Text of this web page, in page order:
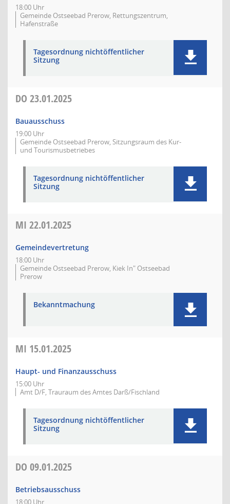
18:00 Uhr
Gemeinde Ostseebad Prerow, Rettungszentrum,
Hafenstraße
Tagesordnung nichtöffentlicher
Sitzung
DO 23.01.2025
Bauausschuss
19:00 Uhr
Gemeinde Ostseebad Prerow, Sitzungsraum des Kur-
und Tourismusbetriebes
Tagesordnung nichtöffentlicher
Sitzung
MI 22.01.2025
Gemeindevertretung
18:00 Uhr
Gemeinde Ostseebad Prerow, Kiek In" Ostseebad
Prerow
Bekanntmachung
MI 15.01.2025
Haupt- und Finanzausschuss
15:00 Uhr
Amt D/F, Trauraum des Amtes Darß/Fischland
Tagesordnung nichtöffentlicher
Sitzung
DO 09.01.2025
Betriebsausschuss
18:00 Uhr